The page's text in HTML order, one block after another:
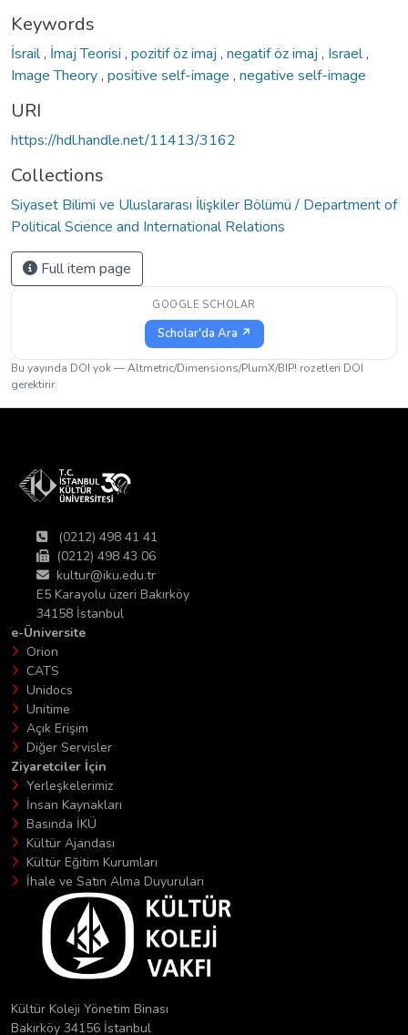
Keywords
İsrail, İmaj Teorisi , pozitif öz imaj , negatif öz imaj , Israel,
Image Theory, positive self-image , negative self-image
URI
https://hdl.handle.net/11413/3162
Collections
Siyaset Bilimi ve Uluslararası İlişkiler Bölümü / Department of
Political Science and International Relations
Full item page
GOOGLE SCHOLAR
Scholar'da Ara ↗
Bu yayında DOI yok — Altmetric/Dimensions/PlumX/BIP! rozetleri DOI
gerektirir.
(0212) 498 41 41
(0212) 498 43 06
kultur@iku.edu.tr
E5 Karayolu üzeri Bakırköy
34158 İstanbul
e-Üniversite
Orion
CATS
Unidocs
Unitime
Açık Erişim
Diğer Servisler
Ziyaretciler İçin
Yerleşkelerimiz
İnsan Kaynakları
Basında İKÜ
Kültür Ajandası
Kültür Eğitim Kurumları
İhale ve Satın Alma Duyuruları
Kültür Koleji Yönetim Binası
Bakırköy 34156 İstanbul